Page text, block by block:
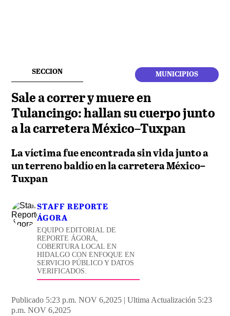
SECCION MUNICIPIOS
Sale a correr y muere en
Tulancingo: hallan su cuerpo junto
a la carretera México–Tuxpan
La víctima fue encontrada sin vida junto a
un terreno baldío en la carretera México–
Tuxpan
STAFF REPORTE
ÁGORA
EQUIPO EDITORIAL DE
REPORTE ÁGORA,
COBERTURA LOCAL EN
HIDALGO CON ENFOQUE EN
SERVICIO PÚBLICO Y DATOS
VERIFICADOS.
Publicado 5:23 p.m. NOV 6,2025 | Ultima Actualización 5:23
p.m. NOV 6,2025